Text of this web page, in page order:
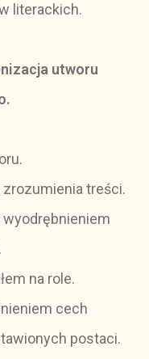
literackich.
utworu
treści.
na role.
cech
postaci.